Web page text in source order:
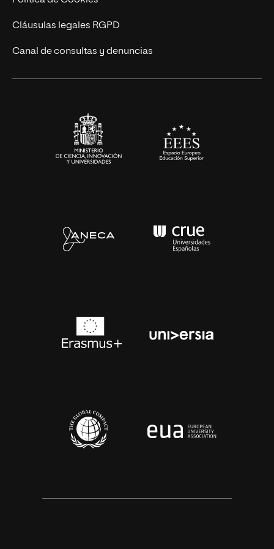
UNIR Revista
Eventos
Cláusulas legales RGPD
Canal de consultas y denuncias